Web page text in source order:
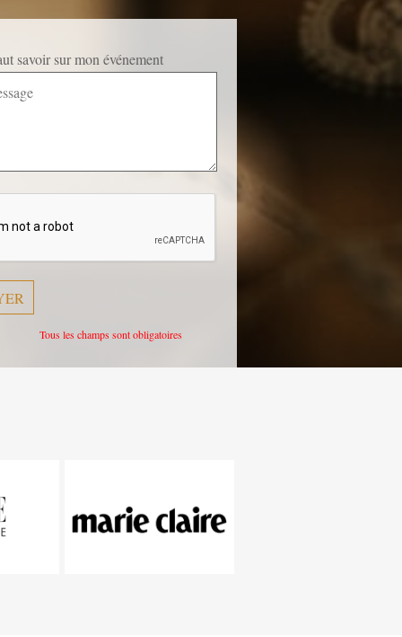
savoir sur mon événement
Tous les champs sont obligatoires